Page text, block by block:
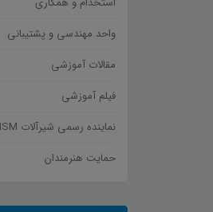
واحد مهندسی و پشتیبانی
مقالات آموزشی
فیلم آموزشی
نماینده رسمی شیرآلات MSM
حمایت هنرمندان
تومان 75,030,000
شیر کنترل دوراه ماک زیمنس